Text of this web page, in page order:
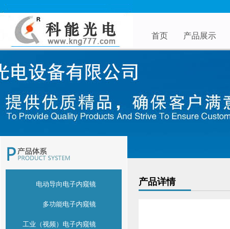
首页 产品展示
电动导向电子内窥镜
多功能电子内窥镜
工业（视频）电子内窥镜
产品详情